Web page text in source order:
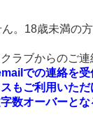
。18歳未満の
ラブからのご
での連絡を
もご利用いた
数オーバーと